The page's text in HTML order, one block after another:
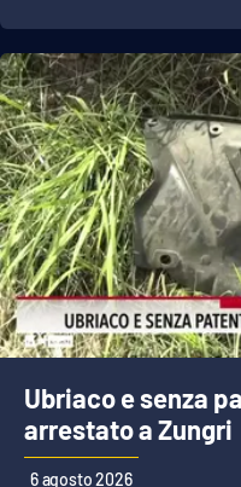
APP
Android
Apple
Ubriaco e senza
arrestato a Zungri
6 agosto 2026